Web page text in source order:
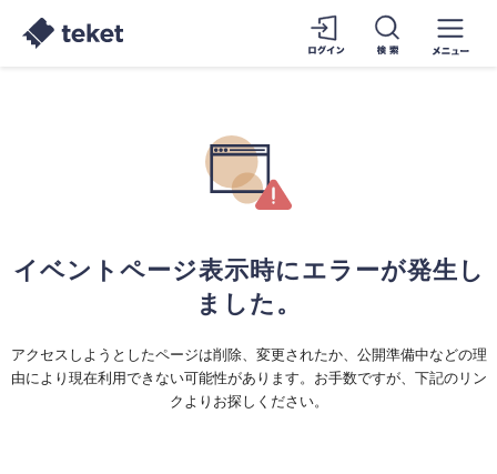
イベントページ表示時にエラーが発生し
ました。
アクセスしようとしたページは削除、変更されたか、公開準備中などの理
由により現在利用できない可能性があります。お手数ですが、下記のリン
クよりお探しください。